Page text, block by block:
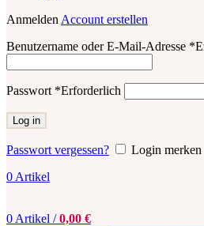
Anmelden Account erstellen
Benutzername oder E-Mail-Adresse *
Passwort *Erforderlich
Log in
Passwort vergessen?
Login merken
0 Artikel
0 Artikel / 0,00 €